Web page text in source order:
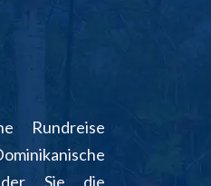
Rundreise
Sie die